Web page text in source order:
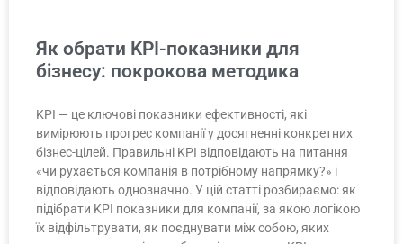
Як обрати KPI-показники для
бізнесу: покрокова методика
KPI — це ключові показники ефективності, які
вимірюють прогрес компанії у досягненні конкретних
бізнес-цілей. Правильні KPI відповідають на питання
«чи рухається компанія в потрібному напрямку?» і
відповідають однозначно. У цій статті розбираємо: як
підібрати KPI показники для компанії, за якою логікою
їх відфільтрувати, як поєднувати між собою, яких